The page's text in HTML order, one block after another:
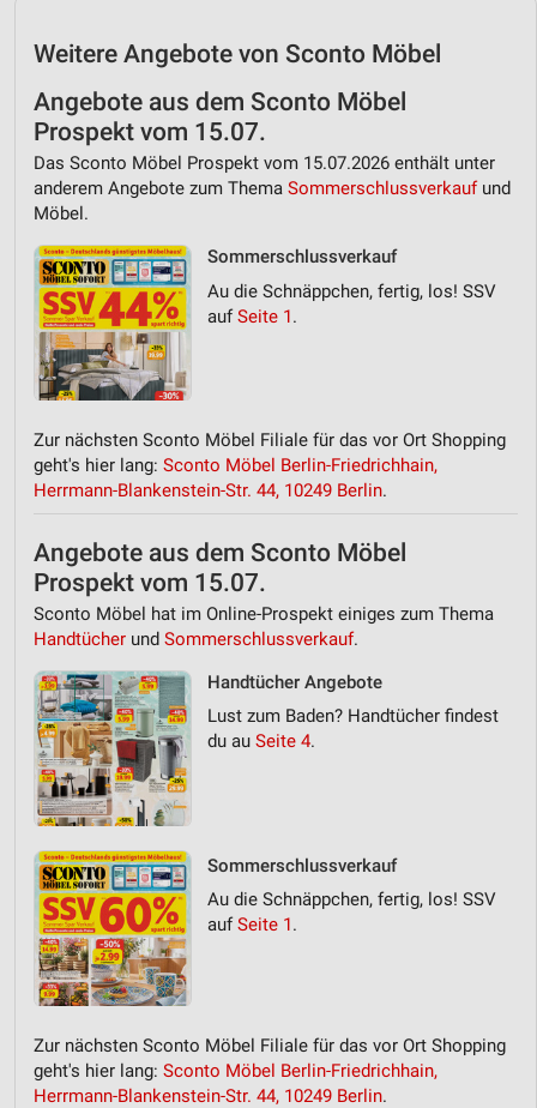
Weitere Angebote von Sconto Möbel
Angebote aus dem Sconto Möbel
Prospekt vom 15.07.
Das Sconto Möbel Prospekt vom 15.07.2026 enthält unter
anderem Angebote zum Thema Sommerschlussverkaufund
Möbel.
Sommerschlussverkauf
Au die Schnäppchen, fertig, los! SSV
aufSeite 1.
Zur nächsten Sconto Möbel Filiale für das vor Ort Shopping
geht's hier lang: Sconto Möbel Berlin-Friedrichhain,
Herrmann-Blankenstein-Str. 44, 10249 Berlin.
Angebote aus dem Sconto Möbel
Prospekt vom 15.07.
Sconto Möbel hat im Online-Prospekt einiges zum Thema
Handtücher und Sommerschlussverkauf.
Handtücher Angebote
Lust zum Baden? Handtücher findest
du au Seite 4.
Sommerschlussverkauf
Au die Schnäppchen, fertig, los! SSV
aufSeite 1.
Zur nächsten Sconto Möbel Filiale für das vor Ort Shopping
geht's hier lang: Sconto Möbel Berlin-Friedrichhain,
Herrmann-Blankenstein-Str. 44, 10249 Berlin.